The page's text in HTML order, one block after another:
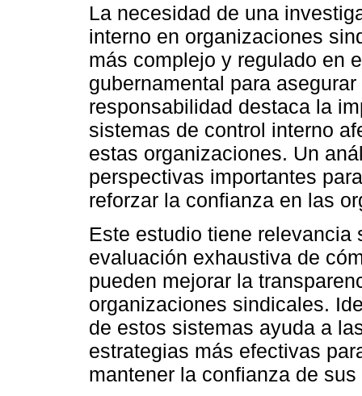
La necesidad de una
interno en organizaciones
más complejo y regulado en
gubernamental para
responsabilidad destaca la
sistemas de control interno
estas organizaciones. Un
perspectivas importantes
reforzar la confianza en las
Este estudio tiene
evaluación exhaustiva de
pueden mejorar la
organizaciones sindicales.
de estos sistemas ayuda a
estrategias más efectivas
mantener la confianza de